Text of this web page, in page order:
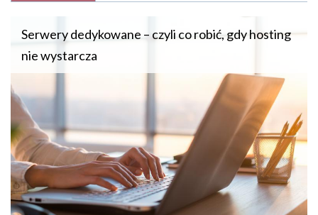
Serwery dedykowane – czyli co robić, gdy hosting
nie wystarcza